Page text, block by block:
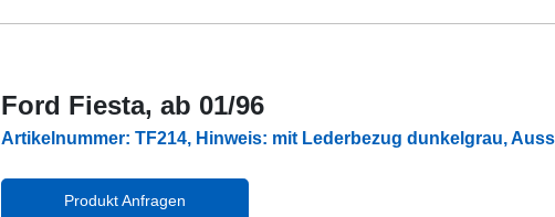
Ford Fiesta, ab 01/96
Artikelnummer: TF214, Hinweis: mit Lederbezug dunkelgrau,
Produkt Anfragen